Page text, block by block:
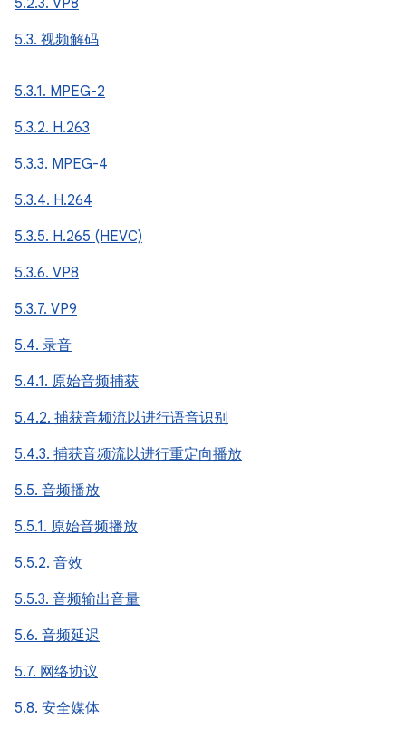
5.2.3. VP8
5.3. 视频解码
5.3.1. MPEG-2
5.3.2. H.263
5.3.3. MPEG-4
5.3.4. H.264
5.3.5. H.265 (HEVC)
5.3.6. VP8
5.3.7. VP9
5.4. 录音
5.4.1. 原始音频捕获
5.4.2. 捕获音频流以进行语音识别
5.4.3. 捕获音频流以进行重定向播放
5.5. 音频播放
5.5.1. 原始音频播放
5.5.2. 音效
5.5.3. 音频输出音量
5.6. 音频延迟
5.7. 网络协议
5.8. 安全媒体